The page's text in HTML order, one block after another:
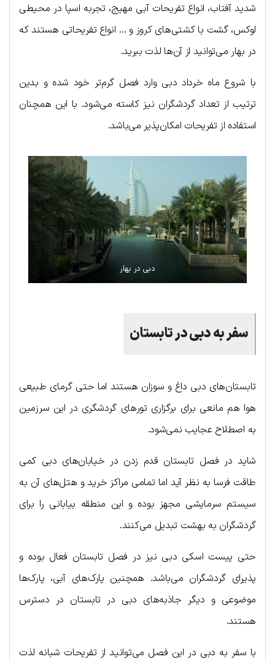
شدید آفتاب، انواع تفریحات آبی مهیج، تجربه اسپا در محیطی
لوکس، گشت با کشتی‌های کروز و … انواع تفریحاتی هستند که
در بهار می‌توانید از آن‌ها لذت ببرید.
با شروع ماه خرداد دبی وارد فصل گرم‌تر خود شده و بدین
ترتیب از تعداد گردشگران نیز کاسته می‌شود. با این همچنان
استفاده از تفریحات امکان‌پذیر می‌باشد.
دبی در بهار
سفر به دبی در تابستان
تابستان‌های دبی داغ و سوزان هستند اما حتی گرمای طبیعی
هوا هم مانعی برای برگزاری تورهای گردشگری در این سرزمین
به اصطلاح عجایب نمی‌شود.
شاید در فصل تابستان قدم زدن در خیابان‌های دبی کمی
طاقت فرسا به نظر آید اما تمامی مراکز خرید و هتل‌های آن به
سیستم سرمایشی مجهز بوده و این منطقه بیابانی را برای
گردشگران به بهشت تبدیل می‌کنند.
حتی پیست اسکی دبی نیز در فصل تابستان فعال بوده و
پذیرای گردشگران می‌باشد. همچنین پارک‌های آبی، پارک‌ها
موضوعی و دیگر جاذبه‌های دبی در تابستان در دسترس
هستند.
با سفر به دبی در این فصل می‌توانید از تفریحات شبانه لذت